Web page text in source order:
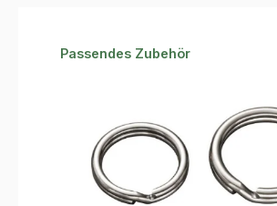
Produktgalerie überspringen
Passendes Zubehör